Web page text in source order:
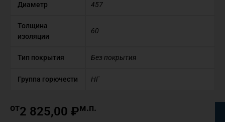
Диаметр 457
Толщина
изоляции
60
Тип покрытия Без покрытия
Группа горючести НГ
от2 825,00 ₽м.п.